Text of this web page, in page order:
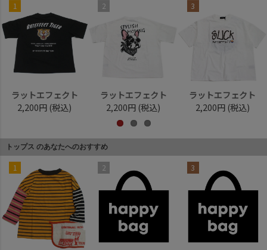
1
ラットエフェクト
2,200円 (税込)
2
ラットエフェクト
2,200円 (税込)
3
ラットエフェクト
2,200円 (税込)
トップス のあなたへのおすすめ
1 2 3